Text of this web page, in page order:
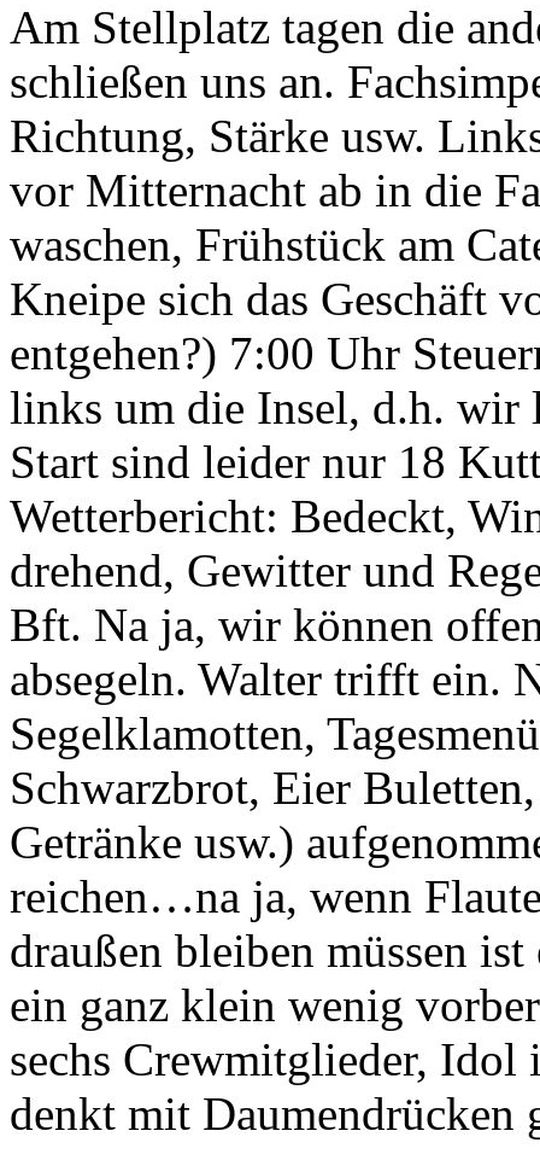
Am Stellplatz tagen die
schließen uns an.
Richtung, Stärke usw.
vor Mitternacht ab in die
waschen, Frühstück am
Kneipe sich das Geschäft
entgehen?) 7:00 Uhr
links um die Insel, d.h. wir
Start sind leider nur 18
Wetterbericht: Bedeckt,
drehend, Gewitter und
Bft. Na ja, wir können
absegeln. Walter trifft ein.
Segelklamotten,
Schwarzbrot, Eier
Getränke usw.)
reichen…na ja, wenn
draußen bleiben müssen
ein ganz klein wenig
sechs Crewmitglieder, Idol
denkt mit Daumendrücken